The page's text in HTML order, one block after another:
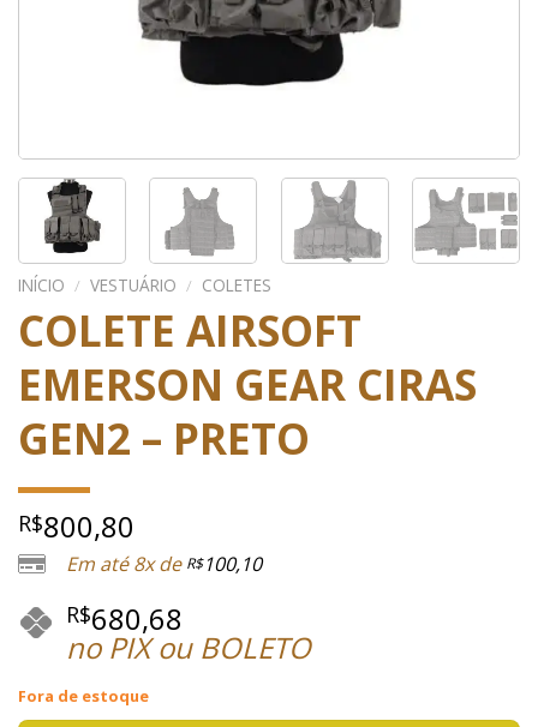
INÍCIO / VESTUÁRIO / COLETES
COLETE AIRSOFT
EMERSON GEAR CIRAS
GEN2 – PRETO
R$800,80
Em até 8x de R$100,10
R$680,68
no PIX ou BOLETO
Fora de estoque